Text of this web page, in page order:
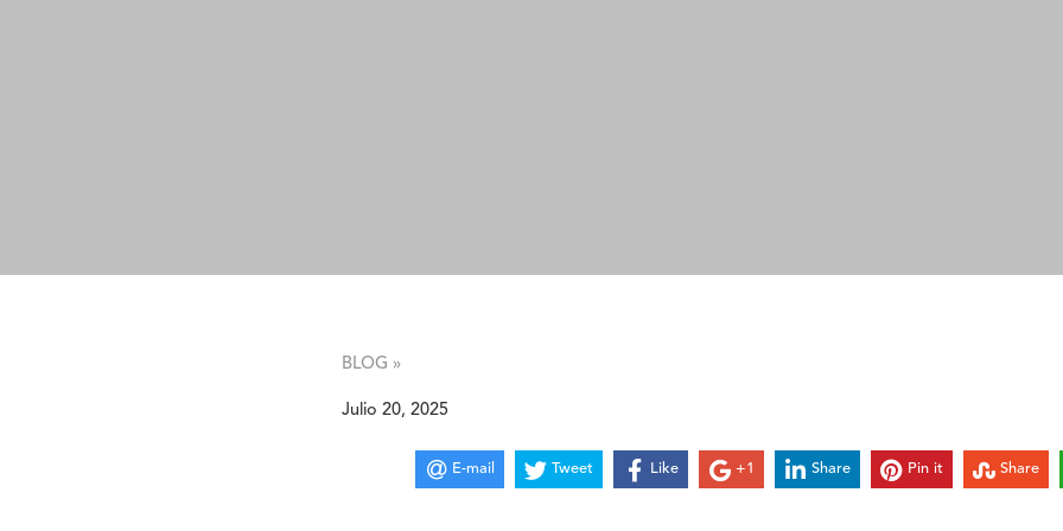
BLOG »
Julio 20, 2025
E-mail Tweet Like +1 Share Pin it Share